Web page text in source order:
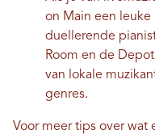
on Main een
duellerende
Room en de
van lokale
genres.
Voor meer tips over wat